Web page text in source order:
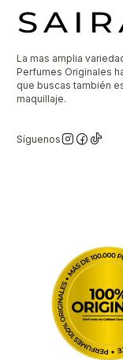
La mas amplia
Perfumes Originales
que buscas también
maquillaje.
Síguenos